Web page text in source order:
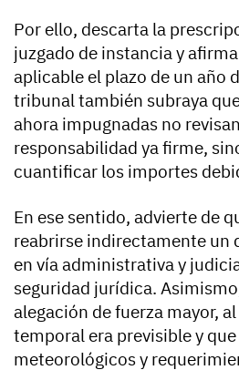
Por ello, descarta la
juzgado de instancia y
aplicable el plazo de un año
tribunal también subraya
ahora impugnadas no
responsabilidad ya firme,
cuantificar los importes
En ese sentido, advierte de
reabrirse indirectamente un
en vía administrativa y
seguridad jurídica.
alegación de fuerza mayor,
temporal era previsible y
meteorológicos y